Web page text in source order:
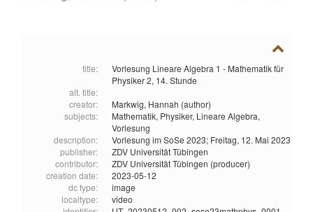
title:
Vorlesung Lineare Algebra 1 - Mathematik für
Physiker 2, 14. Stunde
alt. title:
creator:
Markwig, Hannah (author)
subjects:
Mathematik, Physiker, Lineare Algebra,
Vorlesung
description:
Vorlesung im SoSe 2023; Freitag, 12. Mai 2023
publisher:
ZDV Universität Tübingen
contributor:
ZDV Universität Tübingen (producer)
creation date:
2023-05-12
dc type:
image
localtype:
video